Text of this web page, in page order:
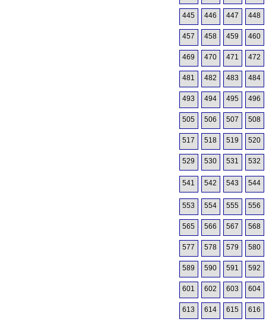
445 446 447 448
457 458 459 460
469 470 471 472
481 482 483 484
493 494 495 496
505 506 507 508
517 518 519 520
529 530 531 532
541 542 543 544
553 554 555 556
565 566 567 568
577 578 579 580
589 590 591 592
601 602 603 604
613 614 615 616